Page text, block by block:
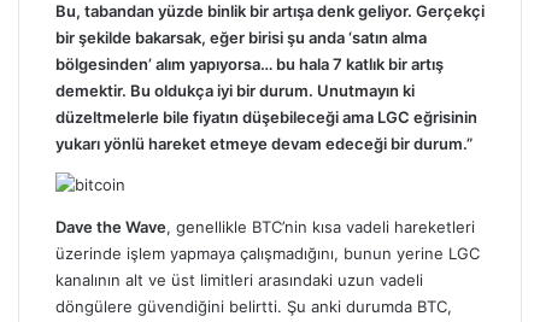
Bu, tabandan yüzde binlik bir artışa denk geliyor. Gerçekçi
bir şekilde bakarsak, eğer birisi şu anda ‘satın alma
bölgesinden’ alım yapıyorsa… bu hala 7 katlık bir artış
demektir. Bu oldukça iyi bir durum. Unutmayın ki
düzeltmelerle bile fiyatın düşebileceği ama LGC eğrisinin
yukarı yönlü hareket etmeye devam edeceği bir durum.”
Dave the Wave, genellikle BTC’nin kısa vadeli hareketleri
üzerinde işlem yapmaya çalışmadığını, bunun yerine LGC
kanalının alt ve üst limitleri arasındaki uzun vadeli
döngülere güvendiğini belirtti. Şu anki durumda BTC,